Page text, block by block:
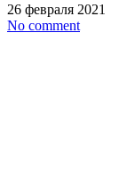
26 февраля 2021
No comment